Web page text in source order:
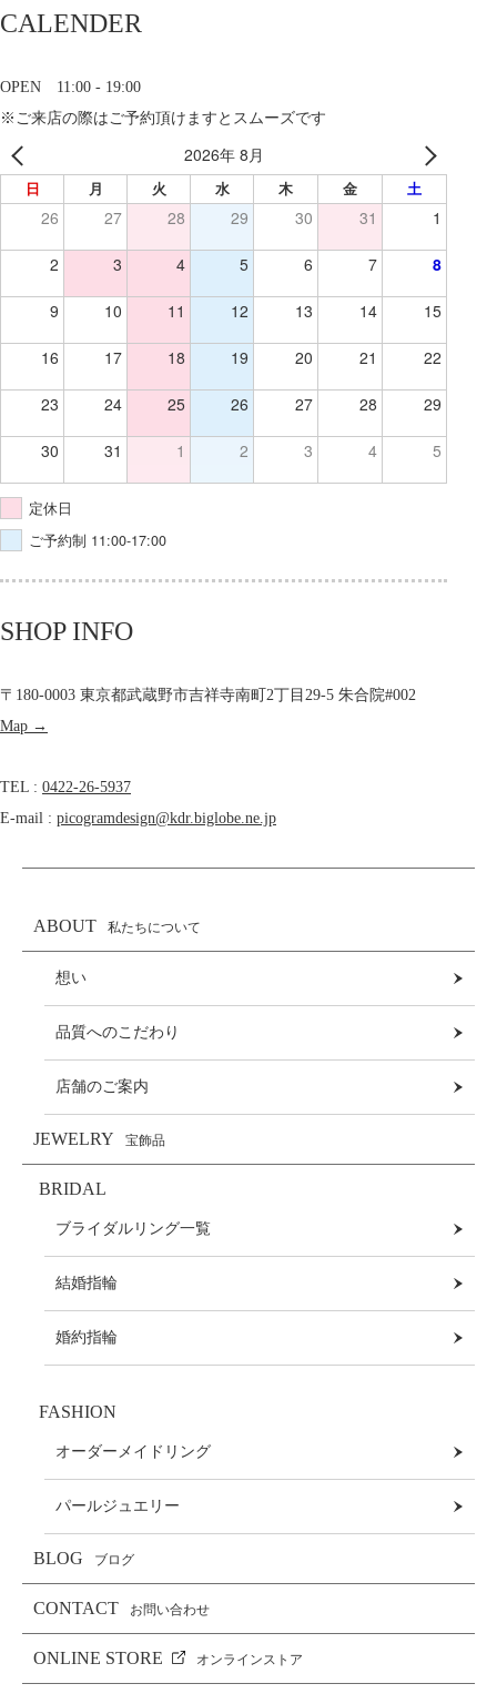
CALENDER
OPEN 11:00 - 19:00
※ご来店の際はご予約頂けますとスムーズです
2026年 8月
日 月 火 水 木 金 土
26 27 28 29 30 31 1
2 3 4 5 6 7 8
9 10 11 12 13 14 15
16 17 18 19 20 21 22
23 24 25 26 27 28 29
30 31 1 2 3 4 5
定休日
ご予約制 11:00-17:00
SHOP INFO
〒180-0003 東京都武蔵野市吉祥寺南町2丁目29-5 朱合院#002
Map →
TEL : 0422-26-5937
E-mail : picogramdesign@kdr.biglobe.ne.jp
ABOUT 私たちについて
想い
品質へのこだわり
店舗のご案内
JEWELRY 宝飾品
BRIDAL
ブライダルリング一覧
結婚指輪
婚約指輪
FASHION
オーダーメイドリング
パールジュエリー
BLOG ブログ
CONTACT お問い合わせ
ONLINE STORE オンラインストア